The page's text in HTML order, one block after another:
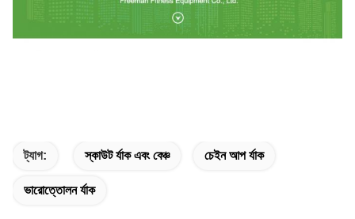
ট্যাগ: স্কাউট র্যাক এবং বেঞ্চ চেইন আপ র্যাক
ভারোত্তোলন র্যাক